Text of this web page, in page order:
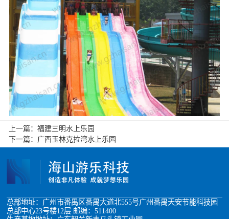
上一篇： 福建三明水上乐园
下一篇： 广西玉林克拉湾水上乐园
总部地址：广州市番禺区番禺大道北555号广州番禺天安节能科技园
总部中心23号楼12层 邮编：511400